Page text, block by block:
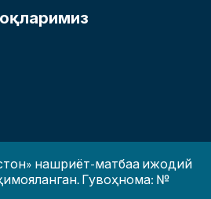
нашриёт-матбаа ижодий
Гувоҳнома: №